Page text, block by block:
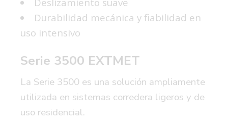
Durabilidad mecánica y fiabilidad en
uso intensivo
Serie 3500 EXTMET
La Serie 3500 es una solución ampliamente
utilizada en sistemas corredera ligeros y de
uso residencial.